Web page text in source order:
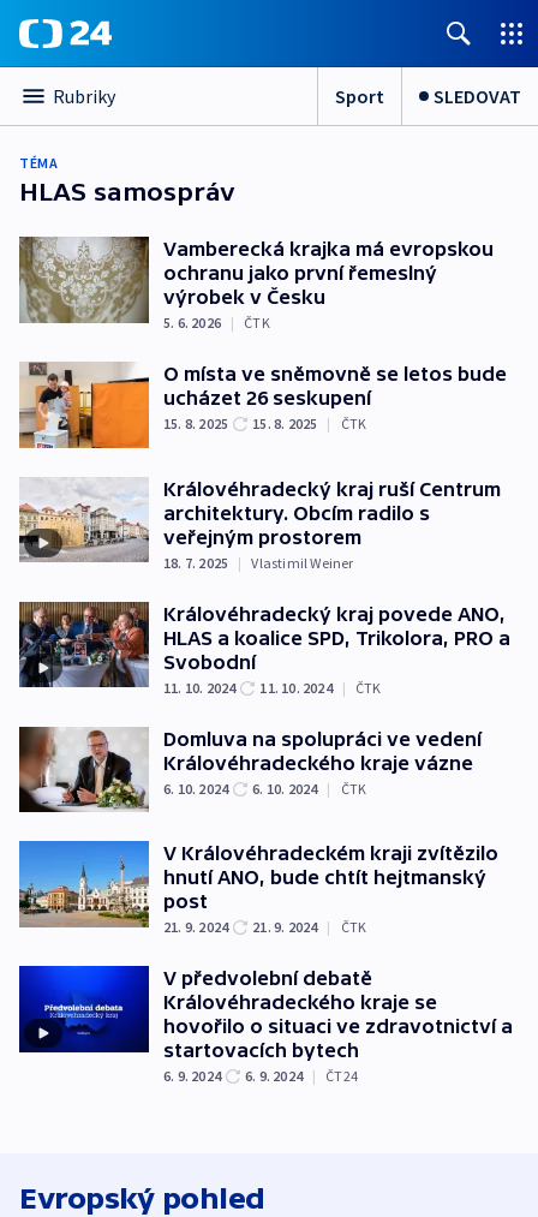
Rubriky Sport SLEDOVAT
TÉMA
HLAS samospráv
Vamberecká krajka má evropskou
ochranu jako první řemeslný
výrobek v Česku
5. 6. 2026 | ČTK
O místa ve sněmovně se letos bude
ucházet 26 seskupení
15. 8. 2025 15. 8. 2025 | ČTK
Královéhradecký kraj ruší Centrum
architektury. Obcím radilo s
veřejným prostorem
18. 7. 2025 | Vlastimil Weiner
Královéhradecký kraj povede ANO,
HLAS a koalice SPD, Trikolora, PRO a
Svobodní
11. 10. 2024 11. 10. 2024 | ČTK
Domluva na spolupráci ve vedení
Královéhradeckého kraje vázne
6. 10. 2024 6. 10. 2024 | ČTK
V Královéhradeckém kraji zvítězilo
hnutí ANO, bude chtít hejtmanský
post
21. 9. 2024 21. 9. 2024 | ČTK
V předvolební debatě
Královéhradeckého kraje se
hovořilo o situaci ve zdravotnictví a
startovacích bytech
6. 9. 2024 6. 9. 2024 | ČT24
Evropský pohled